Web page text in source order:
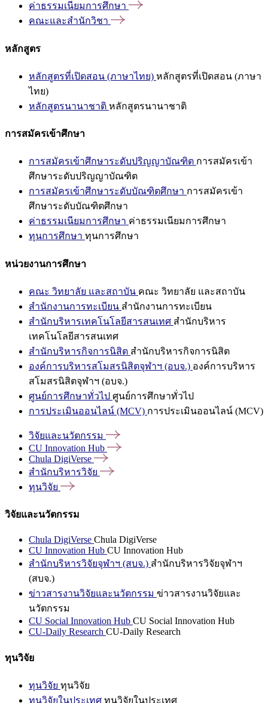
ค่าธรรมเนียมการศึกษา
คณะและสำนักวิชา
หลักสูตร
หลักสูตรที่เปิดสอน (ภาษาไทย) หลักสูตรที่เปิดสอน (ภาษา
ไทย)
หลักสูตรนานาชาติ หลักสูตรนานาชาติ
การสมัครเข้าศึกษา
การสมัครเข้าศึกษาระดับปริญญาบัณฑิต การสมัครเข้า
ศึกษาระดับปริญญาบัณฑิต
การสมัครเข้าศึกษาระดับบัณฑิตศึกษา การสมัครเข้า
ศึกษาระดับบัณฑิตศึกษา
ค่าธรรมเนียมการศึกษา ค่าธรรมเนียมการศึกษา
ทุนการศึกษา ทุนการศึกษา
หน่วยงานการศึกษา
คณะ วิทยาลัย และสถาบัน คณะ วิทยาลัย และสถาบัน
สำนักงานการทะเบียน สำนักงานการทะเบียน
สำนักบริหารเทคโนโลยีสารสนเทศ สำนักบริหาร
เทคโนโลยีสารสนเทศ
สำนักบริหารกิจการนิสิต สำนักบริหารกิจการนิสิต
องค์การบริหารสโมสรนิสิตจุฬาฯ (อบจ.) องค์การบริหาร
สโมสรนิสิตจุฬาฯ (อบจ.)
ศูนย์การศึกษาทั่วไป ศูนย์การศึกษาทั่วไป
การประเมินออนไลน์ (MCV) การประเมินออนไลน์ (MCV)
วิจัยและนวัตกรรม
CU Innovation Hub
Chula DigiVerse
สำนักบริหารวิจัย
ทุนวิจัย
วิจัยและนวัตกรรม
Chula DigiVerse Chula DigiVerse
CU Innovation Hub CU Innovation Hub
สำนักบริหารวิจัยจุฬาฯ (สบจ.) สำนักบริหารวิจัยจุฬาฯ
(สบจ.)
ข่าวสารงานวิจัยและนวัตกรรม ข่าวสารงานวิจัยและ
นวัตกรรม
CU Social Innovation Hub CU Social Innovation Hub
CU-Daily Research CU-Daily Research
ทุนวิจัย
ทุนวิจัย ทุนวิจัย
ทุนวิจัยในประเทศ ทุนวิจัยในประเทศ